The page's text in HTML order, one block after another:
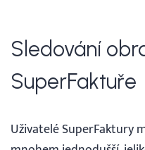
Sledování
SuperFaktuře
Uživatelé SuperFaktury